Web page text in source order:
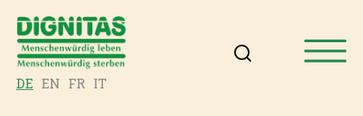
DE EN FR IT